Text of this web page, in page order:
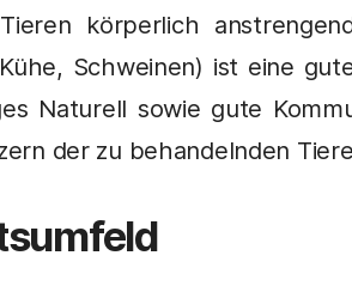
körperlich
Schweinen) ist eine
Naturell sowie gute
der zu behandelnden